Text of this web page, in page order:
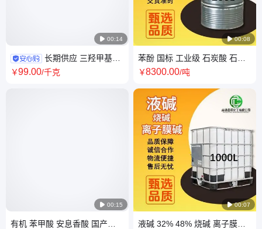
 00:14
长期供应 三羟甲基氨
基甲烷 氨丁三醇 Tris 生物缓冲
￥99.00/千克
 00:15
有机 苯甲酸 安息香酸 国产
 00:08
苯酚 国标 工业级 石炭酸 石油
级 进口 国产 酚醛树脂类 酚醛
￥8300.00/吨
 00:07
液碱 32% 48% 烧碱 离子膜碱